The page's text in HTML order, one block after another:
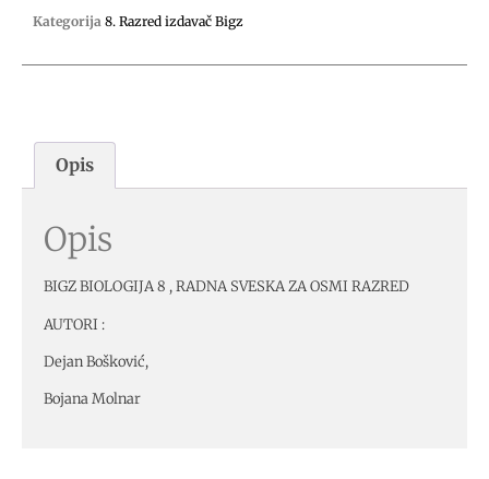
Kategorija 8. Razred izdavač Bigz
Opis
Opis
BIGZ BIOLOGIJA 8 , RADNA SVESKA ZA OSMI RAZRED
AUTORI :
Dejan Bošković,
Bojana Molnar